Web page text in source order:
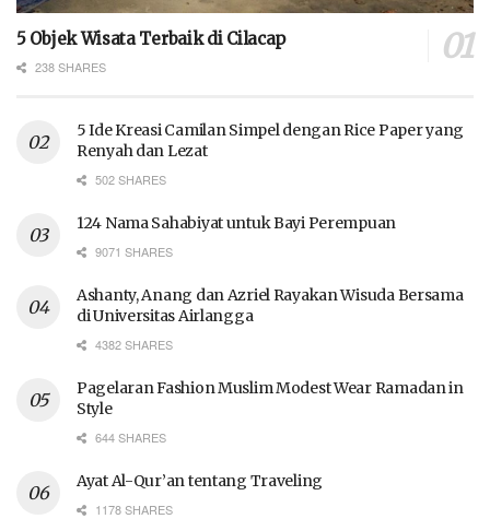
5 Objek Wisata Terbaik di Cilacap
238 SHARES
5 Ide Kreasi Camilan Simpel dengan Rice Paper yang
Renyah dan Lezat
502 SHARES
124 Nama Sahabiyat untuk Bayi Perempuan
9071 SHARES
Ashanty, Anang dan Azriel Rayakan Wisuda Bersama
di Universitas Airlangga
4382 SHARES
Pagelaran Fashion Muslim Modest Wear Ramadan in
Style
644 SHARES
Ayat Al-Qur’an tentang Traveling
1178 SHARES